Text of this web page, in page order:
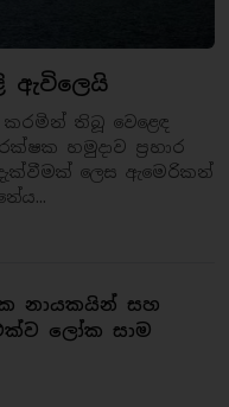
ඇවිලෙයි
කරමින් තිබූ වෙළෙඳ
හමුදාව ප්‍රහාර
ලෙස ඇමෙරිකන්
නායකයින් සහ
ලෝක සාම